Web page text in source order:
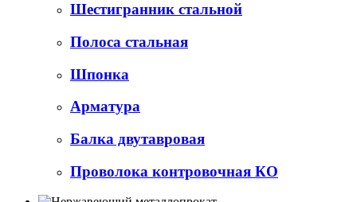
Шестигранник стальной
Полоса стальная
Шпонка
Арматура
Балка двутавровая
Проволока контровочная КО